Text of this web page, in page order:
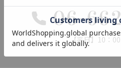
06-
【平日】10：